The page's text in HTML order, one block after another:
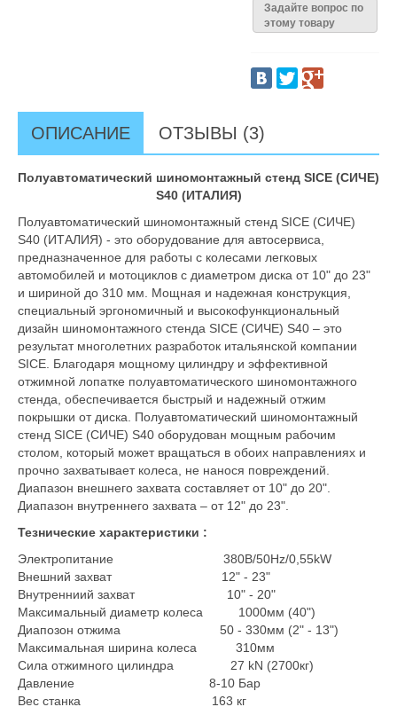
Задайте вопрос по
этому товару
ОПИСАНИЕ ОТЗЫВЫ (3)
Полуавтоматический шиномонтажный стенд SICE (СИЧЕ)
S40 (ИТАЛИЯ)
Полуавтоматический шиномонтажный стенд SICE (СИЧЕ)
S40 (ИТАЛИЯ) - это оборудование для автосервиса,
предназначенное для работы с колесами легковых
автомобилей и мотоциклов с диаметром диска от 10" до 23"
и шириной до 310 мм. Мощная и надежная конструкция,
специальный эргономичный и высокофункциональный
дизайн шиномонтажного стенда SICE (СИЧЕ) S40 – это
результат многолетних разработок итальянской компании
SICE. Благодаря мощному цилиндру и эффективной
отжимной лопатке полуавтоматического шиномонтажного
стенда, обеспечивается быстрый и надежный отжим
покрышки от диска. Полуавтоматический шиномонтажный
стенд SICE (СИЧЕ) S40 оборудован мощным рабочим
столом, который может вращаться в обоих направлениях и
прочно захватывает колеса, не нанося повреждений.
Диапазон внешнего захвата составляет от 10" до 20".
Диапазон внутреннего захвата – от 12" до 23".
Тезнические характеристики :
Электропитание 380В/50Hz/0,55kW
Внешний захват 12" - 23"
Внутренниий захват 10" - 20"
Максимальный диаметр колеса 1000мм (40")
Диапозон отжима 50 - 330мм (2" - 13")
Максимальная ширина колеса 310мм
Сила отжимного цилиндра 27 kN (2700кг)
Давление 8-10 Бар
Вес станка 163 кг